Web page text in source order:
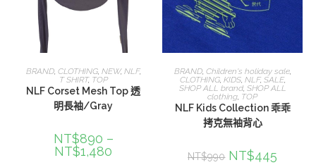
選擇規格
BRAND, CLOTHING, NEW, NLF,
T SHIRT, TOP
NLF Corset Mesh Top 透
明長袖/Gray
NT$890 –
NT$1,480
選擇規格
BRAND, Children's holiday sale,
CLOTHING, KIDS, NLF, SALE,
SHOP ALL brand, SHOP ALL
clothing, TOP
NLF Kids Collection 乖乖
拷克無袖背心
NT$990 NT$445